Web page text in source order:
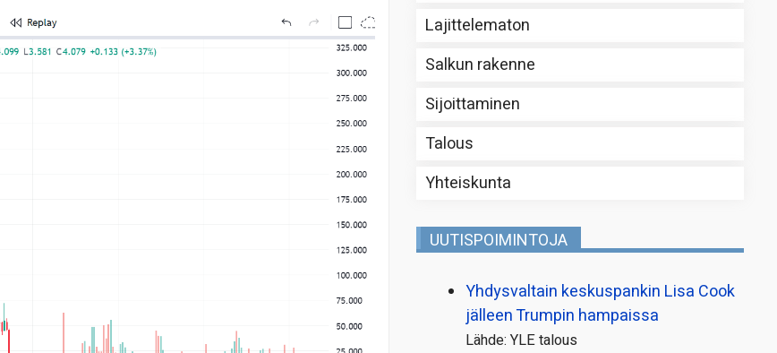
Lajittelematon
Salkun rakenne
Sijoittaminen
Talous
Yhteiskunta
UUTISPOIMINTOJA
Yhdysvaltain keskuspankin Lisa Cook
jälleen Trumpin hampaissa
Lähde: YLE talous